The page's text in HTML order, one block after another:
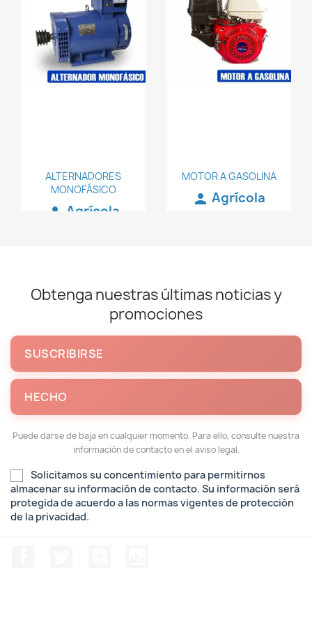
ALTERNADORES
MONOFÁSICO
person Agrícola
favorite_border
MOTOR A GASOLINA
person Agrícola
favorite_border
Obtenga nuestras últimas noticias y
promociones
Puede darse de baja en cualquier momento. Para ello, consulte nuestra
información de contacto en el aviso legal.
Solicitamos su concentimiento para permitirnos
almacenar su información de contacto. Su información será
protegida de acuerdo a las normas vigentes de protección
de la privacidad.